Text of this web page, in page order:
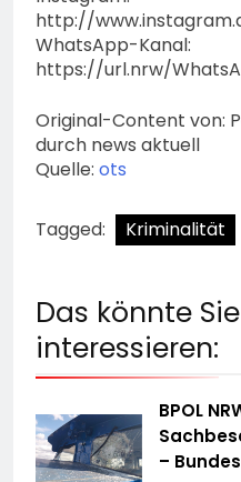
http://
WhatsApp-Kanal:
https://url.nrw/
Original-Content von:
durch news aktuell
Quelle: ots
Tagged: Kriminalität
Das könnte
interessieren:
BPOL
–